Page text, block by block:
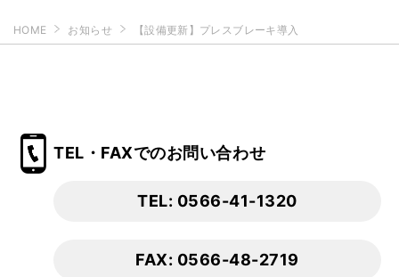
HOME お知らせ 【設備更新】プレスブレーキ導入
TEL・FAXでのお問い合わせ
TEL: 0566-41-1320
FAX: 0566-48-2719